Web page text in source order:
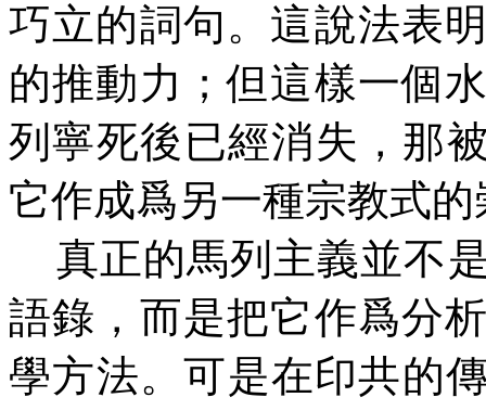
巧立的詞句。這說法表
的推動力；但這樣一個
列寧死後已經消失，那
它作成爲另一種宗教式
真正的馬列主義並不
語錄，而是把它作爲分
學方法。可是在印共的